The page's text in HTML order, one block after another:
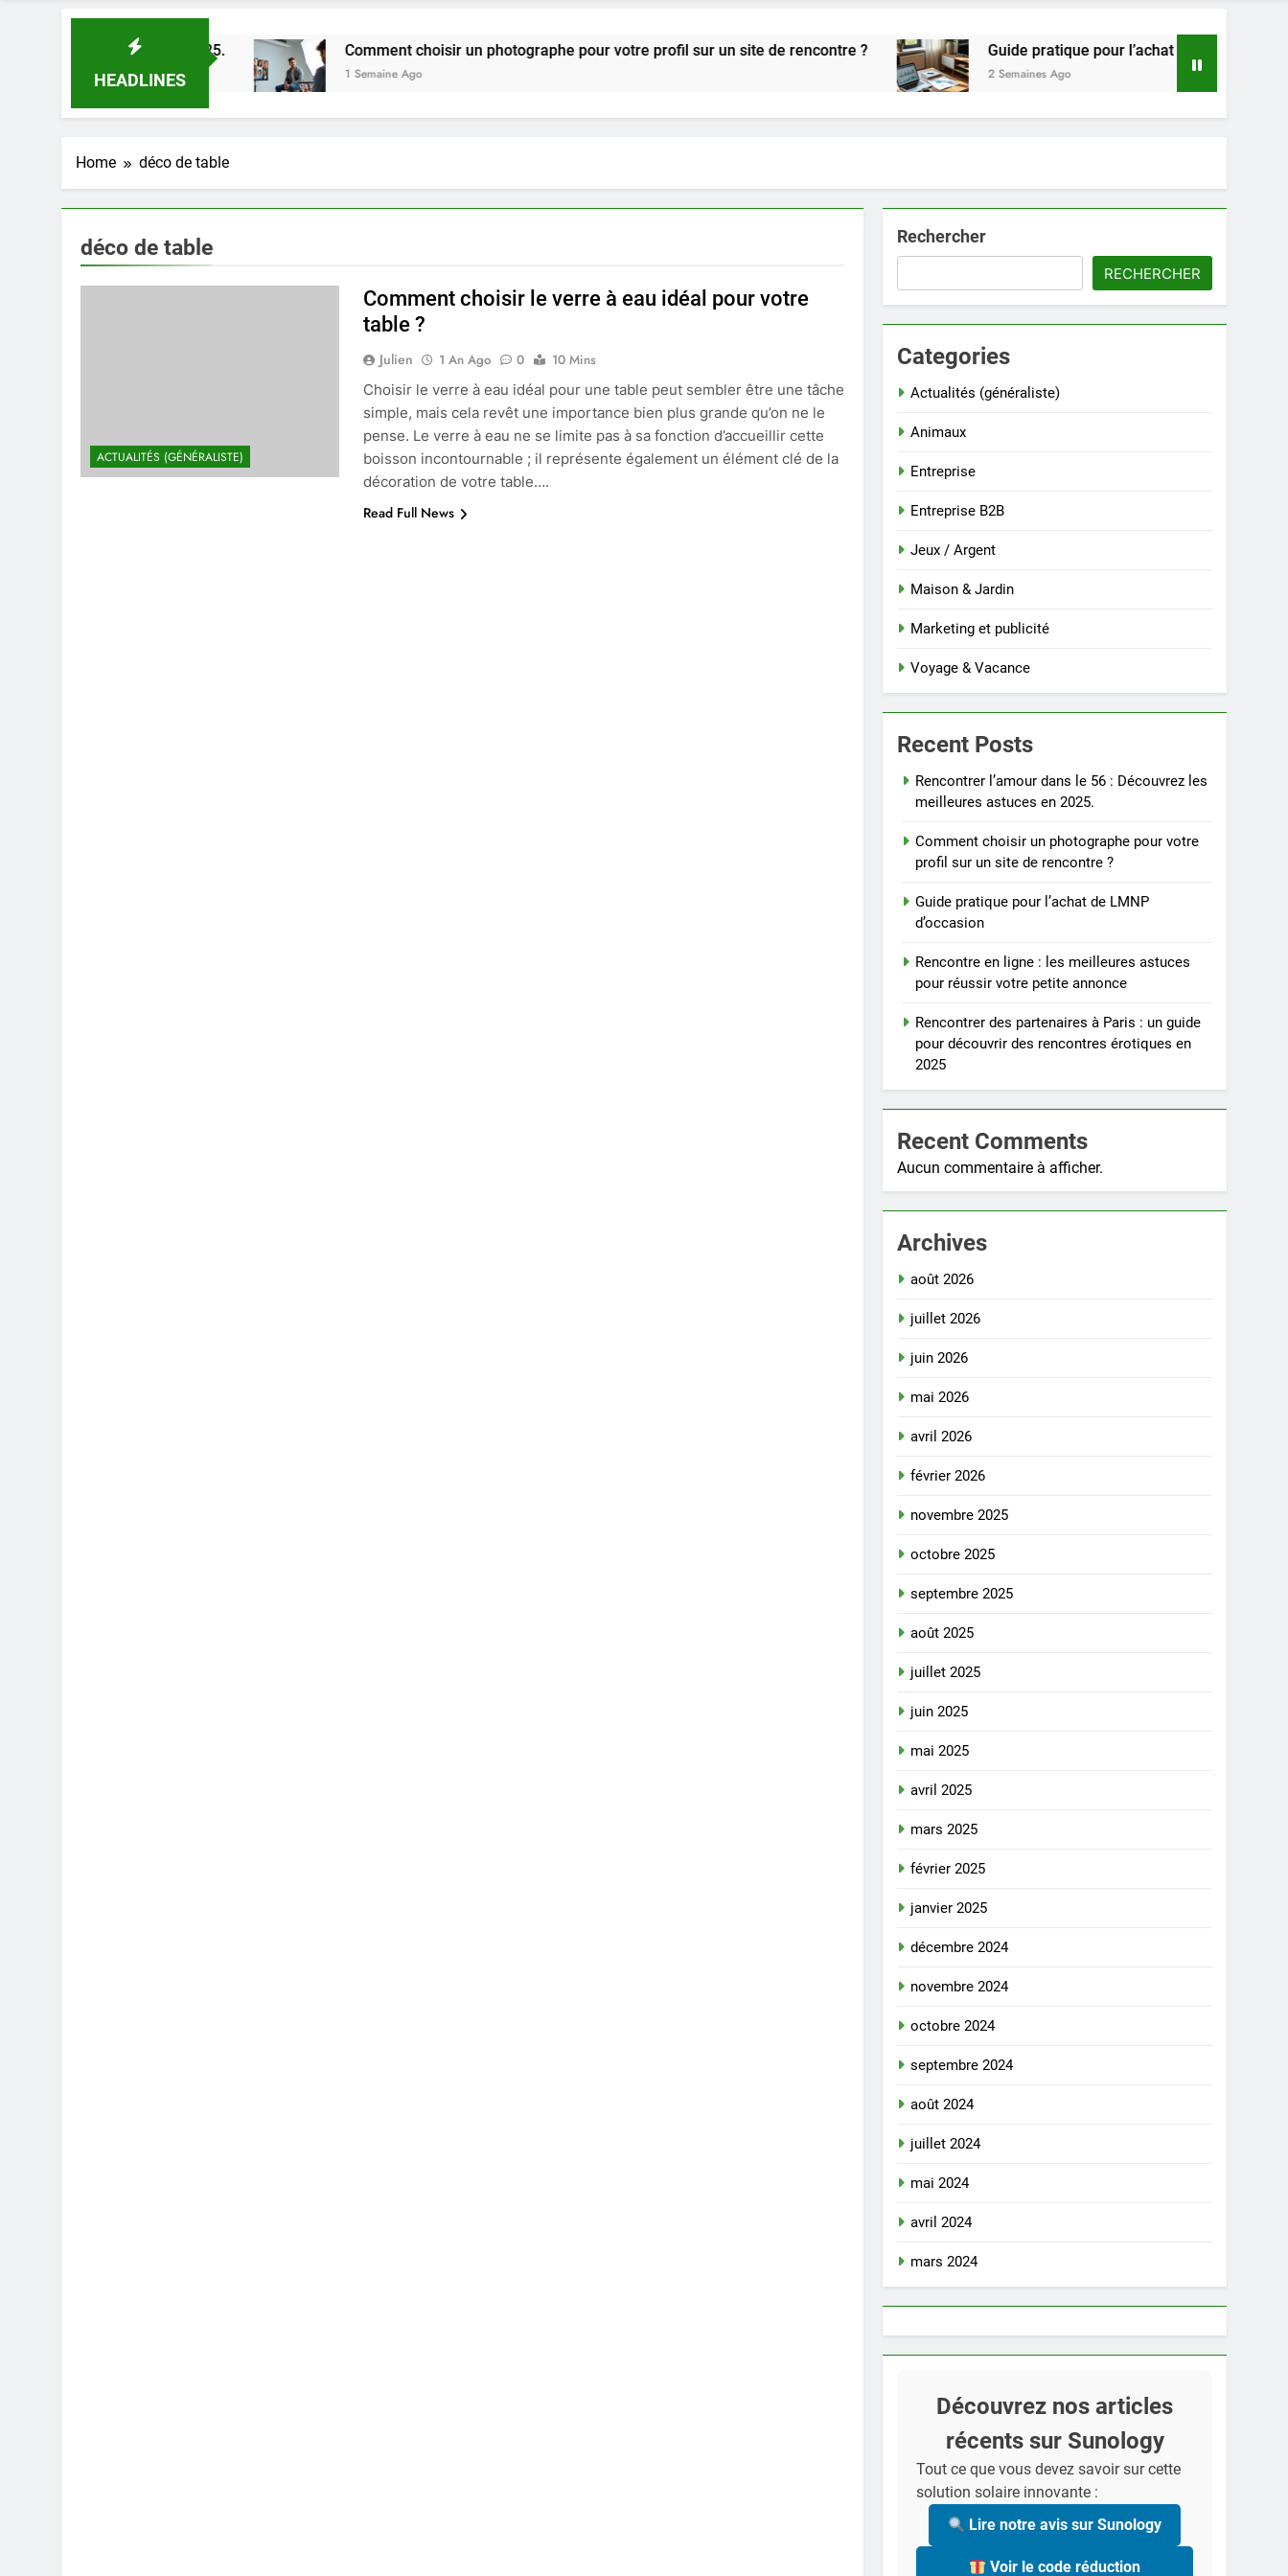
HEADLINES
astuces en 2025. Comment choisir un photographe pour votre profil sur un site de rencontre ?
1 Semaine Ago
Guide pratique pour l’achat de LMNP d’occasion
2 Semaines Ago
Home déco de table
déco de table
ACTUALITÉS (GÉNÉRALISTE)
Comment choisir le verre à eau idéal pour votre
table ?
Julien 1 An Ago 0
10 Mins
Choisir le verre à eau idéal pour une table peut sembler être une tâche
simple, mais cela revêt une importance bien plus grande qu’on ne le
pense. Le verre à eau ne se limite pas à sa fonction d’accueillir cette
boisson incontournable ; il représente également un élément clé de la
décoration de votre table….
Read Full News
Rechercher
RECHERCHER
Categories
Actualités (généraliste)
Animaux
Entreprise
Entreprise B2B
Jeux / Argent
Maison & Jardin
Marketing et publicité
Voyage & Vacance
Recent Posts
Rencontrer l’amour dans le 56 : Découvrez les
meilleures astuces en 2025.
Comment choisir un photographe pour votre
profil sur un site de rencontre ?
Guide pratique pour l’achat de LMNP
d’occasion
Rencontre en ligne : les meilleures astuces
pour réussir votre petite annonce
Rencontrer des partenaires à Paris : un guide
pour découvrir des rencontres érotiques en
2025
Recent Comments
Aucun commentaire à afficher.
Archives
août 2026
juillet 2026
juin 2026
mai 2026
avril 2026
février 2026
novembre 2025
octobre 2025
septembre 2025
août 2025
juillet 2025
juin 2025
mai 2025
avril 2025
mars 2025
février 2025
janvier 2025
décembre 2024
novembre 2024
octobre 2024
septembre 2024
août 2024
juillet 2024
mai 2024
avril 2024
mars 2024
Découvrez nos articles
récents sur Sunology
Tout ce que vous devez savoir sur cette
solution solaire innovante :
Lire notre avis sur Sunology
Voir le code réduction